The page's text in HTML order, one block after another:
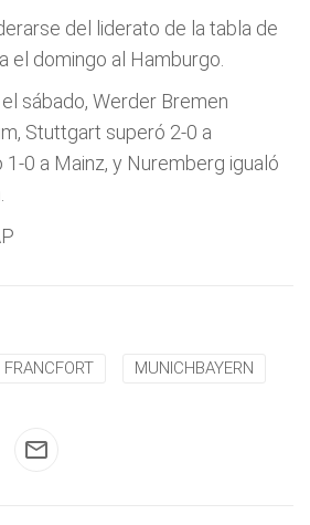
del liderato de la tabla de
el domingo al Hamburgo.
sábado, Werder Bremen
Stuttgart superó 2-0 a
1-0 a Mainz, y Nuremberg igualó
FRANCFORT MUNICHBAYERN